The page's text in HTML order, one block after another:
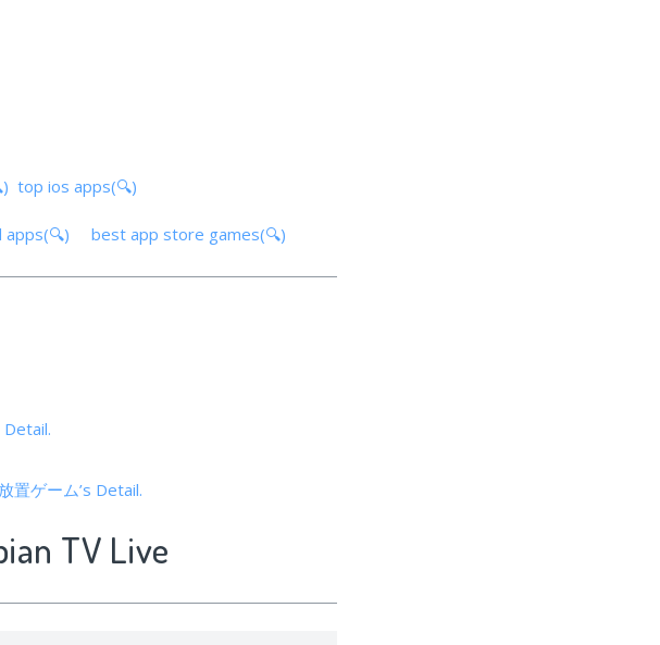
top ios apps(🔍)
best app store games(🔍)
置ゲーム’s Detail.
TV Live